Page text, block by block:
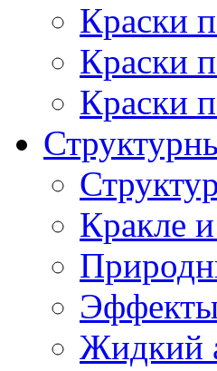
Краски
Краски
Краски
Кракле
Жидкий